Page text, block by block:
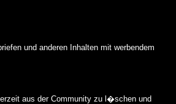
und anderen Inhalten mit werbendem
aus der Community zu l�schen und